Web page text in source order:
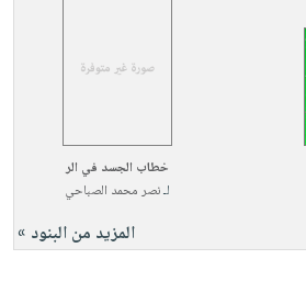
خطاب الجسد في الر
لـنصر محمد الصباحي
المزيد من البنود »